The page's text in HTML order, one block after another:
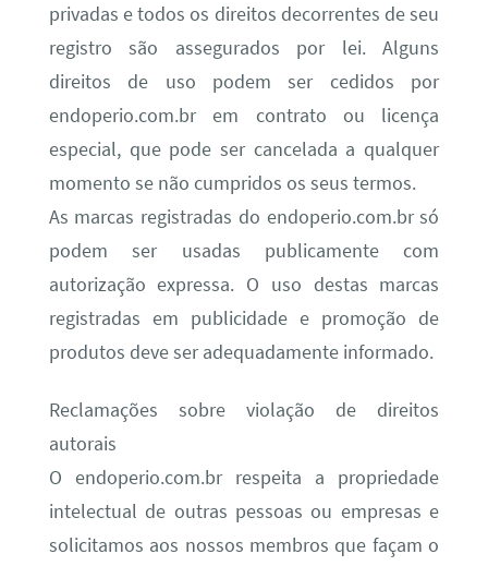
privadas e todos os direitos decorrentes de seu
registro são assegurados por lei. Alguns
direitos de uso podem ser cedidos por
endoperio.com.br em contrato ou licença
especial, que pode ser cancelada a qualquer
momento se não cumpridos os seus termos.
As marcas registradas do endoperio.com.br só
podem ser usadas publicamente com
autorização expressa. O uso destas marcas
registradas em publicidade e promoção de
produtos deve ser adequadamente informado.
Reclamações sobre violação de direitos
autorais
O endoperio.com.br respeita a propriedade
intelectual de outras pessoas ou empresas e
solicitamos aos nossos membros que façam o